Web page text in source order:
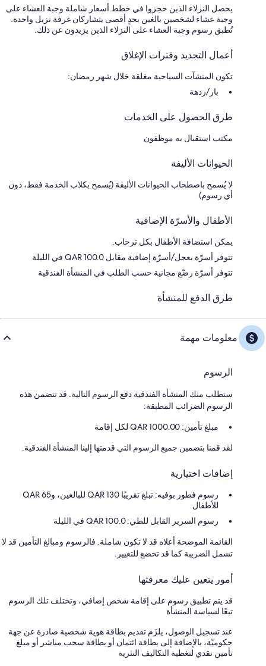
يحصل النزلاء الذين حجزوا في خطط أسعار شاملة وجبة العشاء على
وجبة عشاء لشخصين بالغين بحدٍ أقصى يتشاركان غرفة نزيل واحدة.
تُطبق رسوم وجبة العشاء على النزلاء الذين يزيدون عن ذلك.
أعمال التجديد وفترات الإغلاق
تكون المنشآت السياحية مغلقة خلال شهر رمضان:
بار/ردهة
طرق الحصول على الخدمات
مكتب استقبال به موظفون
الحيوانات الأليفة
لا يُسمح باصطحاب الحيوانات الأليفة (يُسمح بكلاب الخدمة فقط، دون
أي رسوم)
الأطفال والأسرّة الإضافية
يمكن استضافة الأطفال بكل ترحاب.
تتوفر أسرّة بعجل/أسرّة إضافية مقابل QAR 100.0 في الليلة
تتوفر أسرّة رضّع مجانية حسب الطلب في المنشأة الفندقية
طرق الدفع للمنشأة
معلومات مهمة
الرسوم
ستطلب منك المنشأة الفندقية دفع الرسوم التالية. قد تتضمن هذه
الرسوم الضرائب المطبقة:
مبلغ تأمين: 1000.00 QAR لكل إقامة
لقد قمنا بتضمين جميع الرسوم التي قدمتها إلينا المنشأة الفندقية.
إضافات اختيارية
رسوم فطور بوفيه: تبلغ تقريبًا QAR 130 للبالغين، وQAR 65
للأطفال
رسوم السرير القابل للطي: 100.0 QAR في الليلة
القائمة الموضحة أعلاه قد لا تكون شاملة. فالرسوم ومبالغ التأمين قد لا
تشمل الضريبة كما قد تخضع للتغيير.
أمور يتعين عليك معرفتها
قد يتم تطبيق رسوم على إقامة شخص إضافي، وتختلف تلك الرسوم
تبعًا لسياسة المنشأة
عند تسجيل الوصول، يلزَم تقديم بطاقة هوية شخصية صادرة عن جهة
حكوميّة، بالإضافة إلى بطاقة ائتمان أو بطاقة سحب مباشر أو مبلغ
تأمين نقدي لتغطية التكاليف النثرية